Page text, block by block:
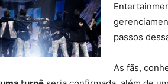
passos
As fãs,